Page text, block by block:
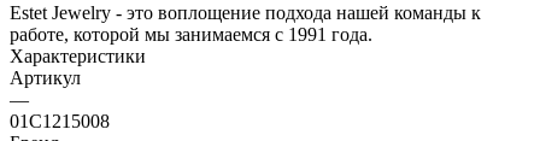
Estet Jewelry - это воплощение подхода нашей команды к
работе, которой мы занимаемся с 1991 года.
Характеристики
Артикул
—
01С1215008